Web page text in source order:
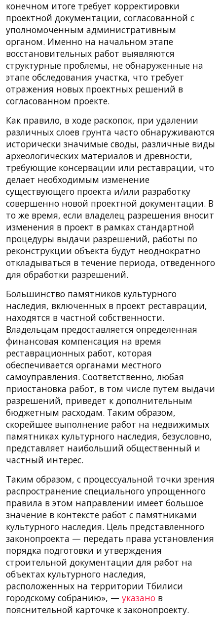
конечном итоге требует корректировки
проектной документации, согласованной с
уполномоченным административным
органом. Именно на начальном этапе
восстановительных работ выявляются
структурные проблемы, не обнаруженные на
этапе обследования участка, что требует
отражения новых проектных решений в
согласованном проекте.
Как правило, в ходе раскопок, при удалении
различных слоев грунта часто обнаруживаются
исторически значимые своды, различные виды
археологических материалов и древности,
требующие консервации или реставрации, что
делает необходимым изменение
существующего проекта и/или разработку
совершенно новой проектной документации. В
то же время, если владелец разрешения вносит
изменения в проект в рамках стандартной
процедуры выдачи разрешений, работы по
реконструкции объекта будут неоднократно
откладываться в течение периода, отведенного
для обработки разрешений.
Большинство памятников культурного
наследия, включенных в проект реставрации,
находятся в частной собственности.
Владельцам предоставляется определенная
финансовая компенсация на время
реставрационных работ, которая
обеспечивается органами местного
самоуправления. Соответственно, любая
приостановка работ, в том числе путем выдачи
разрешений, приведет к дополнительным
бюджетным расходам. Таким образом,
скорейшее выполнение работ на недвижимых
памятниках культурного наследия, безусловно,
представляет наибольший общественный и
частный интерес.
Таким образом, с процессуальной точки зрения
распространение специального упрощенного
правила в этом направлении имеет большое
значение в контексте работ с памятниками
культурного наследия. Цель представленного
законопроекта — передать права установления
порядка подготовки и утверждения
строительной документации для работ на
объектах культурного наследия,
расположенных на территории Тбилиси
городскому собранию», — указано в
пояснительной карточке к законопроекту.